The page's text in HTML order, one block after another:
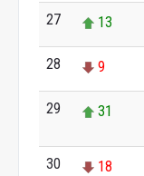
27 13
28 9
29 31
30 18